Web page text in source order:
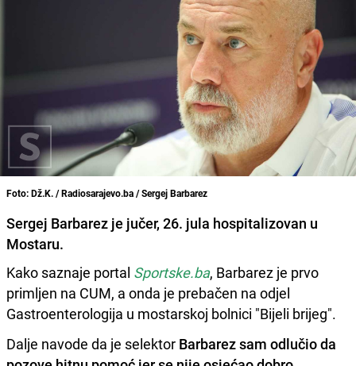
Foto: Dž.K. / Radiosarajevo.ba / Sergej Barbarez
Sergej Barbarez je jučer, 26. jula hospitalizovan u
Mostaru.
Kako saznaje portal Sportske.ba, Barbarez je prvo
primljen na CUM, a onda je prebačen na odjel
Gastroenterologija u mostarskoj bolnici "Bijeli brijeg".
Dalje navode da je selektor Barbarez sam odlučio da